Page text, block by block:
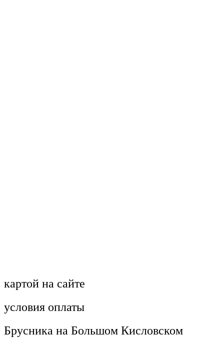
картой на сайте
условия оплаты
Брусника на Большом Кисловском